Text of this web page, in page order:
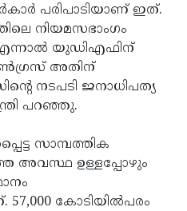
പരിപാടിയാണ് ഇത്.
നിയമസഭാംഗം
എന്നാല്‍ യുഡിഎഫിന്
അതിന്
നടപടി ജനാധിപത്യ
പറ‍ഞ്ഞു.
സാമ്പത്തിക
അവസ്ഥ ഉള്ളപ്പോഴും
കോടിയിൽപരം